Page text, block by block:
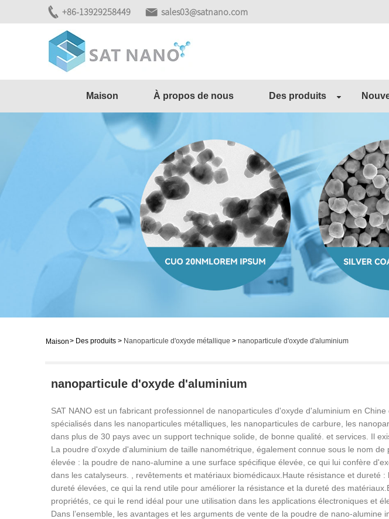
+86-13929258449 sales03@satnano.com
Maison À propos de nous Des produits
Maison> Des produits > Nanoparticule d'oxyde métallique > nanoparticule d'oxyde d'aluminium
nanoparticule d'oxyde d'aluminium
SAT NANO est un fabricant professionnel de nanoparticules d'oxyde d'aluminium en
spécialisés dans les nanoparticules métalliques, les nanoparticules de carbure, les
dans plus de 30 pays avec un support technique solide, de bonne qualité. et services. Il
La poudre d'oxyde d'aluminium de taille nanométrique, également connue sous le nom
élevée : la poudre de nano-alumine a une surface spécifique élevée, ce qui lui confère
dans les catalyseurs. , revêtements et matériaux biomédicaux.Haute résistance et
dureté élevées, ce qui la rend utile pour améliorer la résistance et la dureté des
propriétés, ce qui le rend idéal pour une utilisation dans les applications électroniques et
Dans l’ensemble, les avantages et les arguments de vente de la poudre de nano-